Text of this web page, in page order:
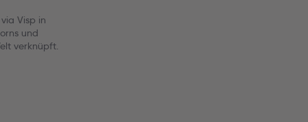
Visp in
und
verknüpft.